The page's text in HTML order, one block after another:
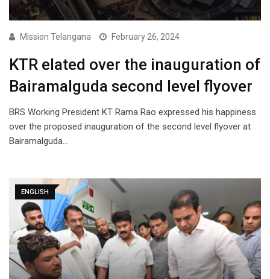
Mission Telangana February 26, 2024
KTR elated over the inauguration of
Bairamalguda second level flyover
BRS Working President KT Rama Rao expressed his happiness
over the proposed inauguration of the second level flyover at
Bairamalguda…
ENGLISH